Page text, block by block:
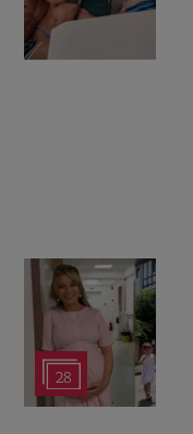
28